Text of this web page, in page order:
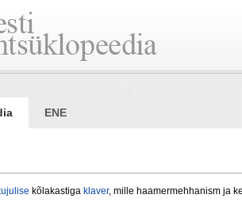
ENE
kõlakastiga klaver, mille haamermehhanism ja